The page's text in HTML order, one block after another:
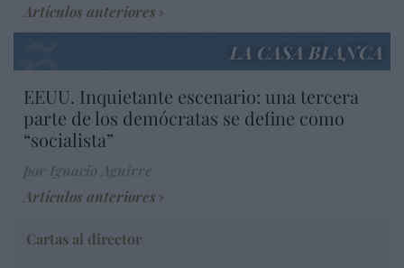
Artículos anteriores
LA CASA BLANCA
EEUU. Inquietante escenario: una tercera
parte de los demócratas se define como
“socialista”
Artículos anteriores
Cartas al director